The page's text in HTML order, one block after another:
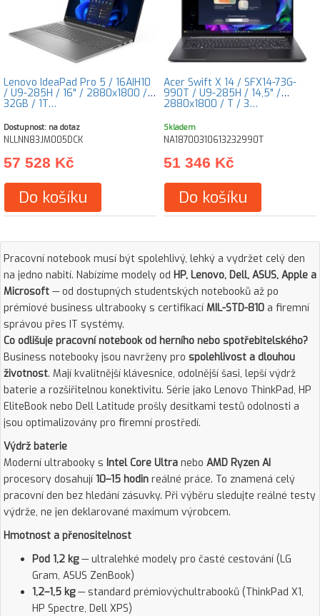
Lenovo IdeaPad Pro 5 / 16AIH10
/ U9-285H / 16" / 2880x1800 /
32GB / 1T…
Dostupnost: na dotaz
NLLNN83JM005DCK
57 528 Kč
Do košíku
Acer Swift X 14 / SFX14-73G-
990T / U9-285H / 14,5" /
2880x1800 / T / 3…
Skladem
NA18700310613232990T
51 346 Kč
Do košíku
Pracovní notebook musí být spolehlivý, lehký a vydržet celý den
na jedno nabití. Nabízíme modely od HP, Lenovo, Dell, ASUS, Apple a
Microsoft — od dostupných studentských notebooků až po
prémiové business ultrabooky s certifikací MIL-STD-810 a firemní
správou přes IT systémy.
Co odlišuje pracovní notebook od herního nebo spotřebitelského?
Business notebooky jsou navrženy pro spolehlivost a dlouhou
životnost. Mají kvalitnější klávesnice, odolnější šasi, lepší výdrž
baterie a rozšiřitelnou konektivitu. Série jako Lenovo ThinkPad, HP
EliteBook nebo Dell Latitude prošly desítkami testů odolnosti a
jsou optimalizovány pro firemní prostředí.
Výdrž baterie
Moderní ultrabooky s Intel Core Ultra nebo AMD Ryzen AI
procesory dosahují 10–15 hodin reálné práce. To znamená celý
pracovní den bez hledání zásuvky. Při výběru sledujte reálné testy
výdrže, ne jen deklarované maximum výrobcem.
Hmotnost a přenositelnost
Pod 1,2 kg— ultralehké modely pro časté cestování (LG
Gram, ASUS ZenBook)
1,2–1,5 kg— standard prémiovýchultrabooků (ThinkPad X1,
HP Spectre, Dell XPS)